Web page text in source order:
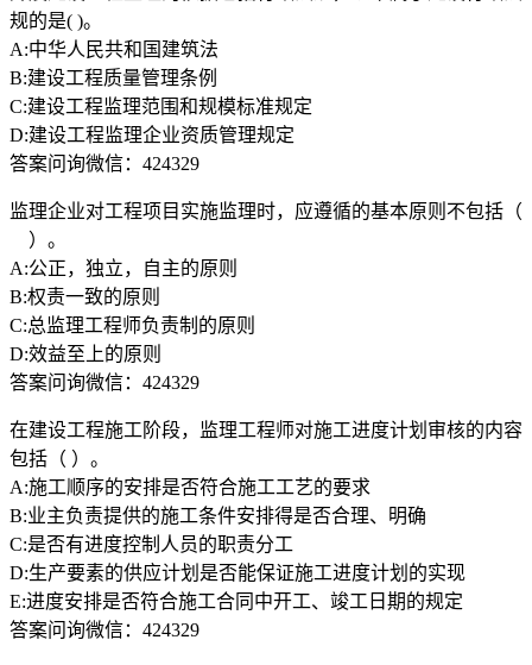
规的是( )。
A:中华人民共和国建筑法
B:建设工程质量管理条例
C:建设工程监理范围和规模标准规定
D:建设工程监理企业资质管理规定
答案问询微信：424329
监理企业对工程项目实施监理时，应遵循的基本原则不包括（
）。
A:公正，独立，自主的原则
B:权责一致的原则
C:总监理工程师负责制的原则
D:效益至上的原则
答案问询微信：424329
在建设工程施工阶段，监理工程师对施工进度计划审核的内容
包括（ ）。
A:施工顺序的安排是否符合施工工艺的要求
B:业主负责提供的施工条件安排得是否合理、明确
C:是否有进度控制人员的职责分工
D:生产要素的供应计划是否能保证施工进度计划的实现
E:进度安排是否符合施工合同中开工、竣工日期的规定
答案问询微信：424329